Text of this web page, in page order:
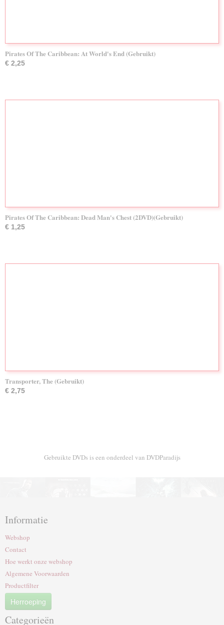
Pirates Of The Caribbean: At World's End (Gebruikt)
€ 2,25
Pirates Of The Caribbean: Dead Man's Chest (2DVD)(Gebruikt)
€ 1,25
Transporter, The (Gebruikt)
€ 2,75
Gebruikte DVDs is een onderdeel van DVDParadijs
Informatie
Webshop
Contact
Hoe werkt onze webshop
Algemene Voorwaarden
Productfilter
Herroeping
Categorieën